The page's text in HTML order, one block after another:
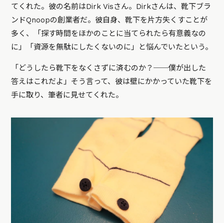
てくれた。彼の名前はDirk Visさん。Dirkさんは、靴下ブラ
ンドQnoopの創業者だ。彼自身、靴下を片方失くすことが
多く、「探す時間をほかのことに当てられたら有意義なの
に」「資源を無駄にしたくないのに」と悩んでいたという。
「どうしたら靴下をなくさずに済むのか？──僕が出した
答えはこれだよ」そう言って、彼は壁にかかっていた靴下を
手に取り、筆者に見せてくれた。